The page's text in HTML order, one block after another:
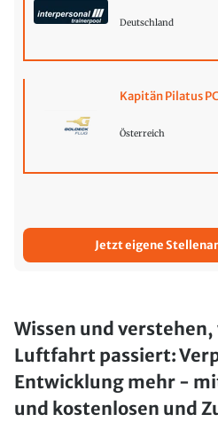
Deutschland
Kapitän Pilatus
Österreich
Jetzt eigene
Wissen und verstehen,
Luftfahrt passiert:
Entwicklung mehr -
und kostenlosen und